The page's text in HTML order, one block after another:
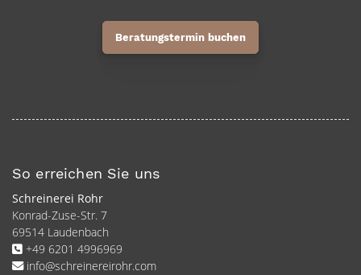
Beratungstermin buchen
So erreichen Sie uns
Schreinerei Rohr
Konrad-Zuse-Str. 7
69514 Laudenbach
+49 6201 4996969
info@schreinereirohr.com